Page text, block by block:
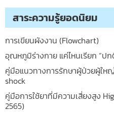
สาระความรู้ยอดนิยม
การเขียนผังงาน (Flowchart)
อุณหภูมิร่างกาย แค่ไหนเรียก “ปก
คู่มือแนวทางการรักษาผู้ป่วยผู้ให
shock
คู่มือการใช้ยาที่มีความเสี่ยงสูง
2565)